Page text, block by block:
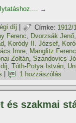
→
dí­j | Címke: 1912/
Ferenc, Dvorzsák Jenő,
, Koródy II. József,
Imre, Manglitz Ferenc
Zoltán,Szandovics
,Tóth-Potya István,
1 hozzászólás
és szakmai